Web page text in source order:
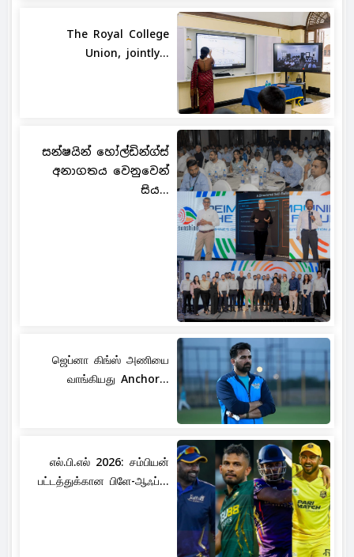
The Royal College
Union, jointly...
සන්ෂයින් හෝල්ඩින්ග්ස්
අනාගතය වෙනුවෙන්
සිය...
ஜெப்னா கிங்ஸ் அணியை
வாங்கியது Anchor...
எல்.பி.எல் 2026: சம்பியன்
பட்டத்துக்கான பிளே-ஆஃப்...